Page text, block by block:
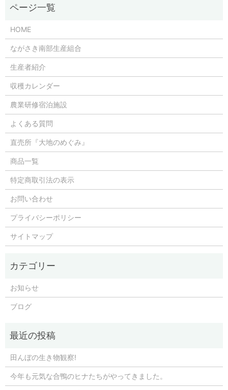
HOME
ながさき南部生産組合
生産者紹介
収穫カレンダー
農業研修宿泊施設
よくある質問
直売所『大地のめぐみ』
商品一覧
特定商取引法の表示
お問い合わせ
プライバシーポリシー
サイトマップ
お知らせ
ブログ
田んぼの生き物観察!
今年も元気な合鴨のヒナたちがやってきました。